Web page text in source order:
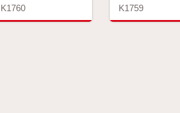
K1760 K1759